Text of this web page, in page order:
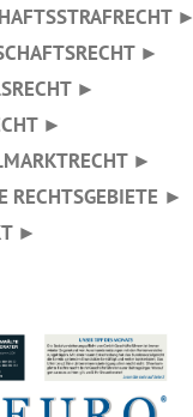
►
►
►
►
►
RECHTSGEBIETE ►
►